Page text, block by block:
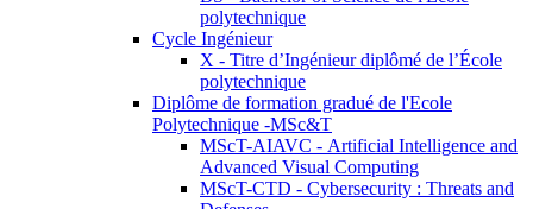
polytechnique
Cycle Ingénieur
X - Titre d’Ingénieur diplômé de l’École
polytechnique
Diplôme de formation gradué de l'Ecole
Polytechnique -MSc&T
MScT-AIAVC - Artificial Intelligence and
Advanced Visual Computing
MScT-CTD - Cybersecurity : Threats and